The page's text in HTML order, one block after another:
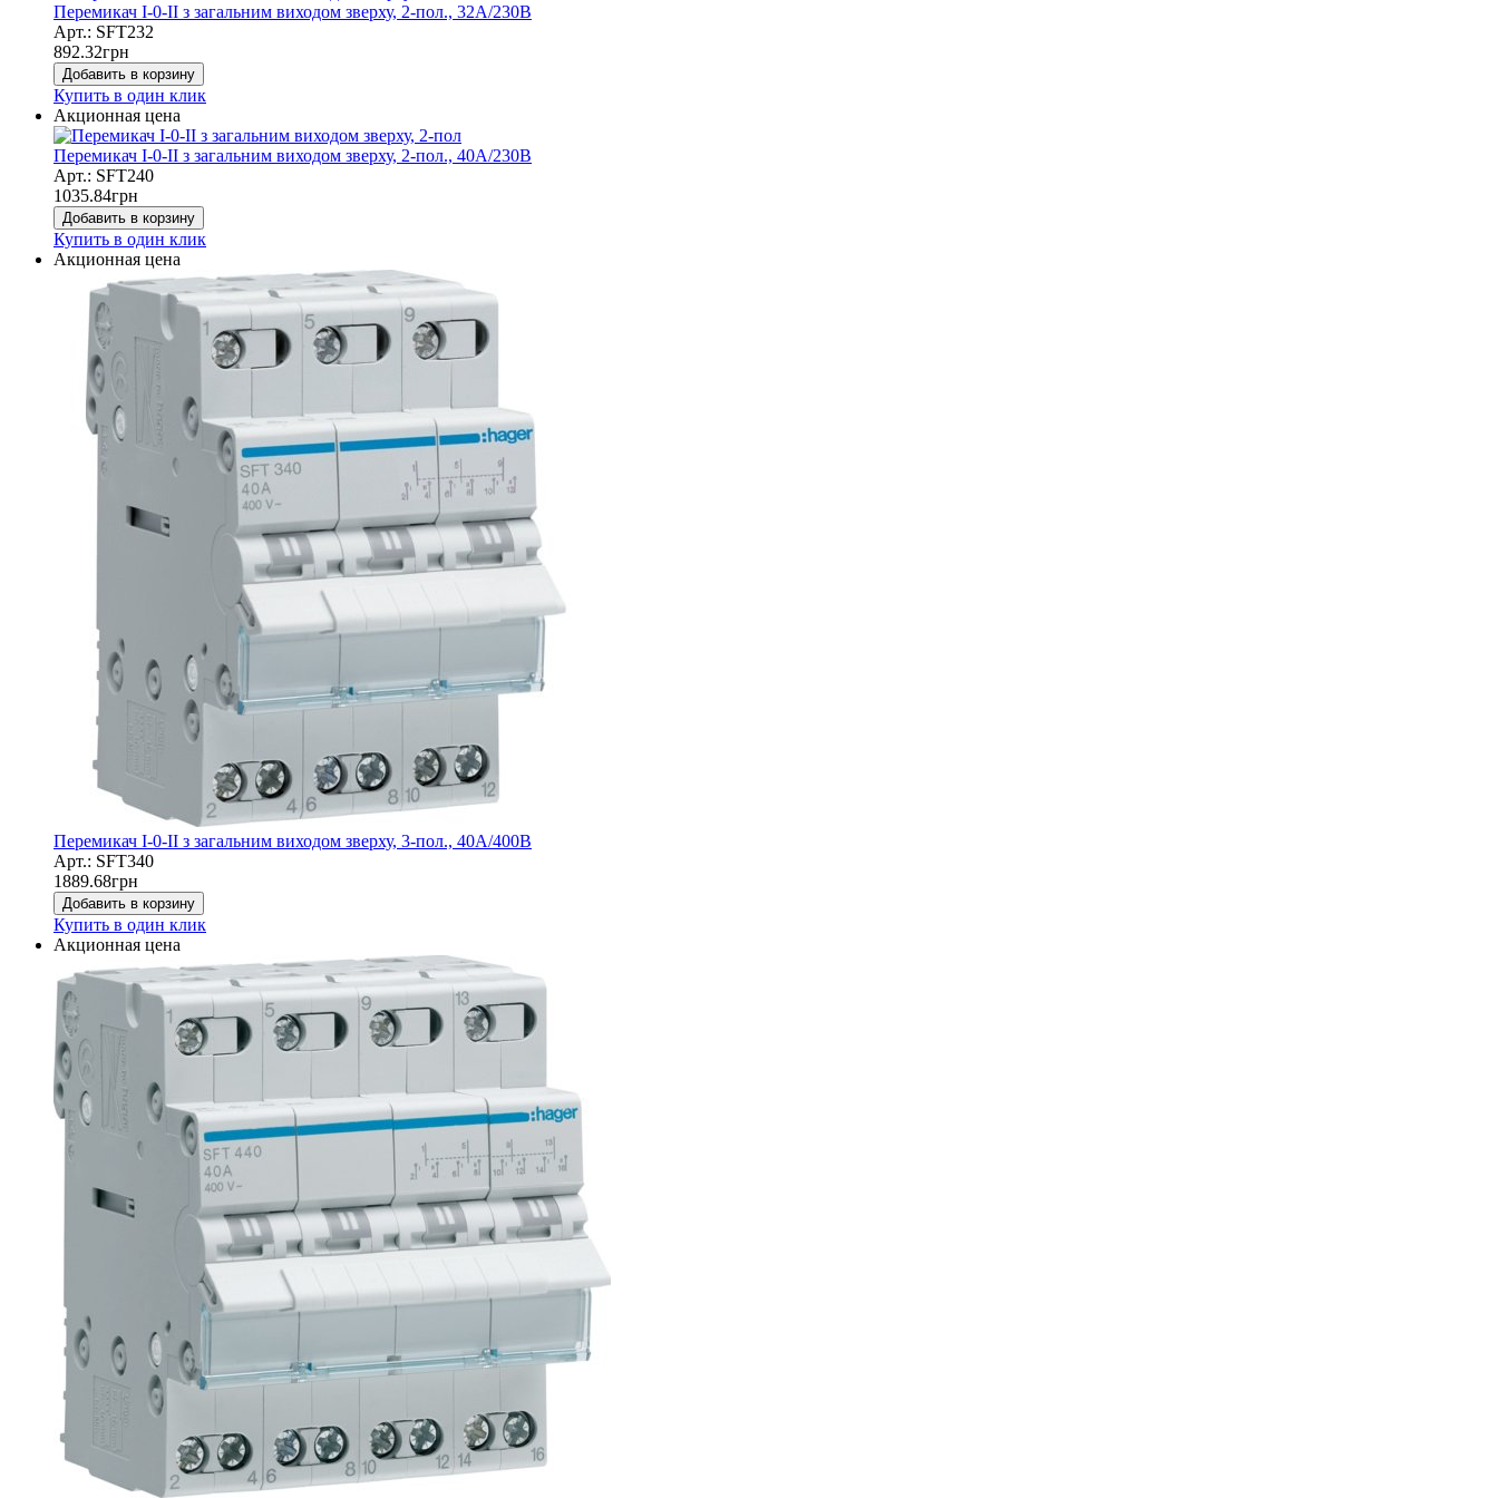
Перемикач I-0-II з загальним виходом зверху, 2-пол., 32А/230В
Арт.: SFT232
892.32грн
Добавить в корзину
Купить в один клик
Акционная цена
Перемикач I-0-II з загальним виходом зверху, 2-пол., 40А/230В
Арт.: SFT240
1035.84грн
Добавить в корзину
Купить в один клик
Акционная цена
Перемикач I-0-II з загальним виходом зверху, 3-пол., 40А/400В
Арт.: SFT340
1889.68грн
Добавить в корзину
Купить в один клик
Акционная цена